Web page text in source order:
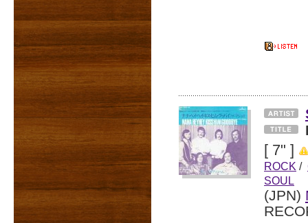
[ 7" ]
ROCK /
SOUL
(JPN)